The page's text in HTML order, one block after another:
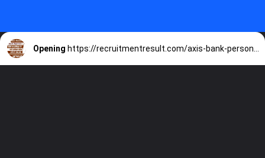
Opening https://recruitmentresult.com/axis-bank-personal-loan/